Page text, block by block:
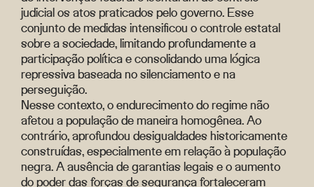
judicial os atos praticados pelo governo. Esse
conjunto de medidas intensificou o controle estatal
sobre a sociedade, limitando profundamente a
participação política e consolidando uma lógica
repressiva baseada no silenciamento e na
perseguição.
Nesse contexto, o endurecimento do regime não
afetou a população de maneira homogênea. Ao
contrário, aprofundou desigualdades historicamente
construídas, especialmente em relação à população
negra. A ausência de garantias legais e o aumento
do poder das forças de segurança fortaleceram